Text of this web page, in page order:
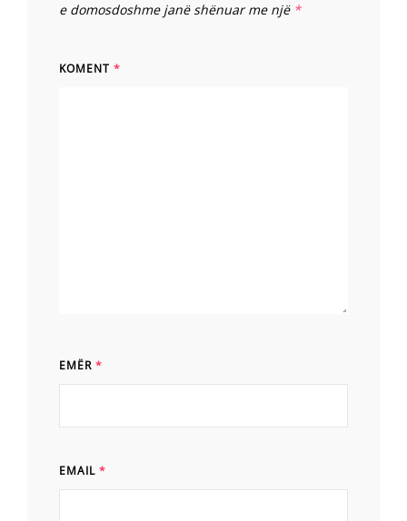
e domosdoshme janë shënuar me një *
KOMENT *
EMËR *
EMAIL *